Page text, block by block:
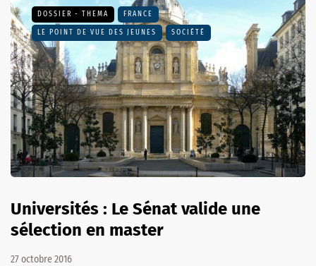
DOSSIER - THEMA FRANCE
LE POINT DE VUE DES JEUNES SOCIÉTÉ
Universités : Le Sénat valide une
sélection en master
27 octobre 2016